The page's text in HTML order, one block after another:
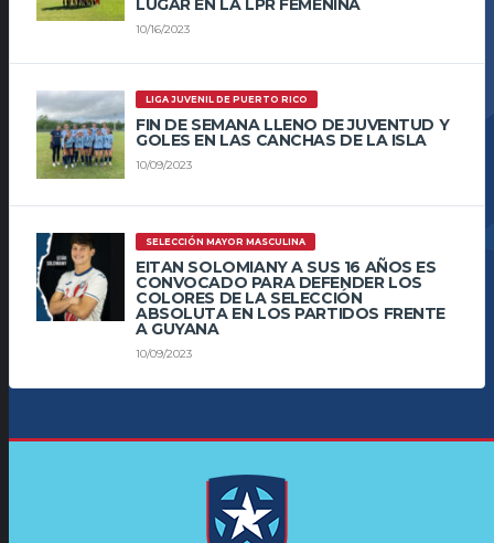
LUGAR EN LA LPR FEMENINA
10/16/2023
LIGA JUVENIL DE PUERTO RICO
FIN DE SEMANA LLENO DE JUVENTUD Y
GOLES EN LAS CANCHAS DE LA ISLA
10/09/2023
SELECCIÓN MAYOR MASCULINA
EITAN SOLOMIANY A SUS 16 AÑOS ES
CONVOCADO PARA DEFENDER LOS
COLORES DE LA SELECCIÓN
ABSOLUTA EN LOS PARTIDOS FRENTE
A GUYANA
10/09/2023